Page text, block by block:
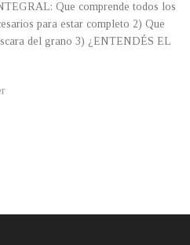
Que comprende todos los
para estar completo 2) Que
del grano 3) ¿ENTENDÉS EL